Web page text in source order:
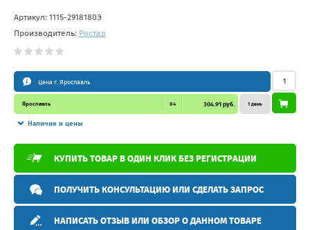
Артикул: 1115-2918180Э
Производитель: Ростар
Цена г. Ярославль
Ярославль 84 304.91 руб.
Наличие и цены
1 день
КУПИТЬ ТОВАР В ОДИН КЛИК БЕЗ РЕГИСТРАЦИИ
ПОЛУЧИТЬ КОНСУЛЬТАЦИЮ ИЛИ СДЕЛАТЬ ЗАПРОС
НАПИСАТЬ ОТЗЫВ ИЛИ ОБЗОР О ДАННОМ ТОВАРЕ